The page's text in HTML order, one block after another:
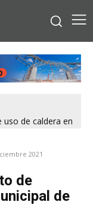
uso de caldera en
2021
de
de